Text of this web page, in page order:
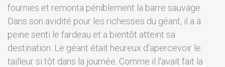
fournies et remonta péniblement la barre sauvage.
Dans son avidité pour les richesses du géant, il a à
peine senti le fardeau et a bientôt atteint sa
destination. Le géant était heureux d'apercevoir le
tailleur si tôt dans la journée. Comme il l'avait fait la